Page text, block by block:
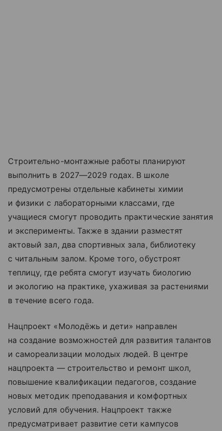
Строительно-монтажные работы планируют
выполнить в 2027—2029 годах. В школе
предусмотрены отдельные кабинеты химии
и физики с лабораторными классами, где
учащиеся смогут проводить практические занятия
и эксперименты. Также в здании разместят
актовый зал, два спортивных зала, библиотеку
с читальным залом. Кроме того, обустроят
теплицу, где ребята смогут изучать биологию
и экологию на практике, ухаживая за растениями
в течение всего года.
Нацпроект «Молодёжь и дети» направлен
на создание возможностей для развития талантов
и самореализации молодых людей. В центре
нацпроекта — строительство и ремонт школ,
повышение квалификации педагогов, создание
новых методик преподавания и комфортных
условий для обучения. Нацпроект также
предусматривает развитие сети кампусов